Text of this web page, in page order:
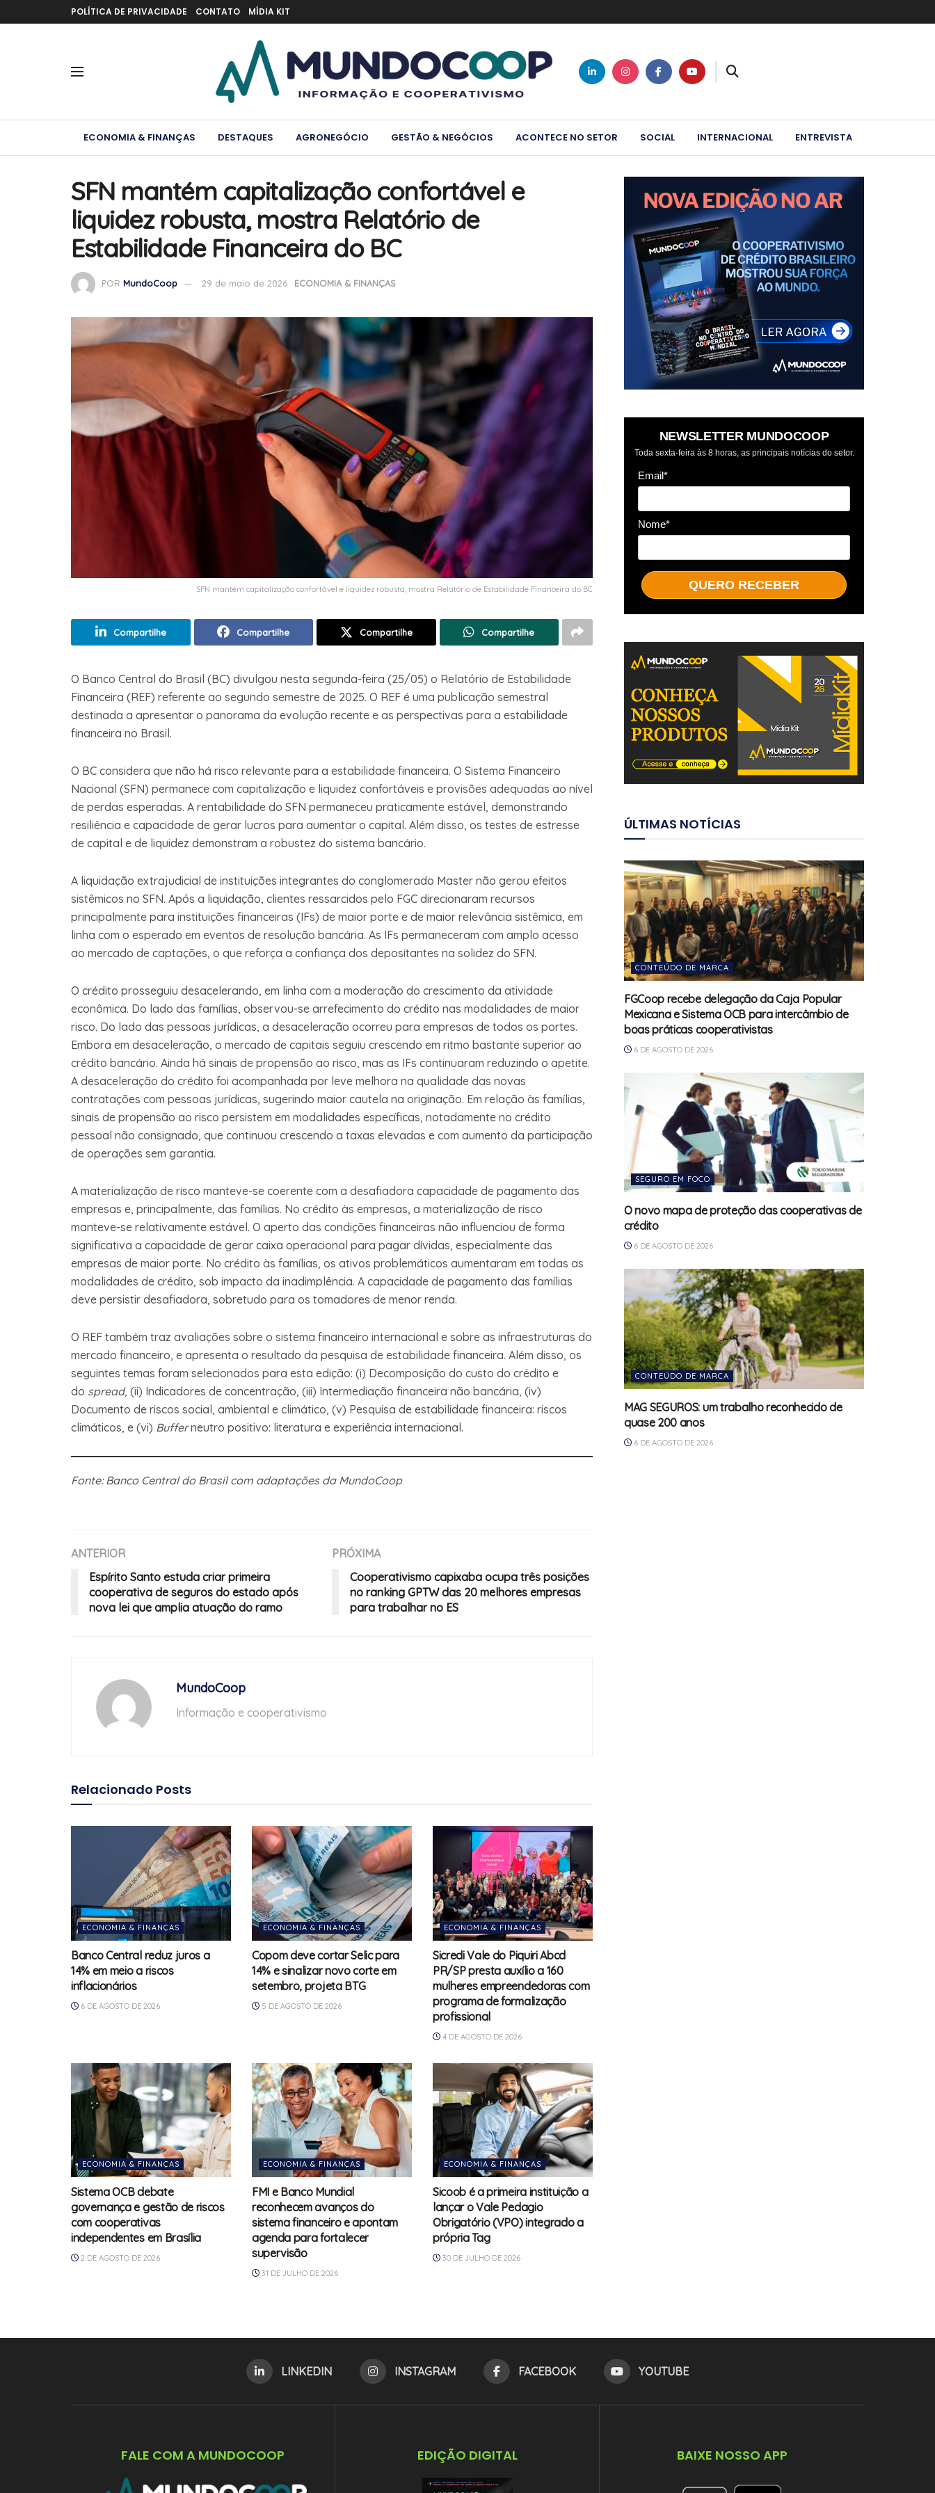
POLÍTICA DE PRIVACIDADE CONTATO MÍDIA KIT
ECONOMIA & FINANÇAS DESTAQUES AGRONEGÓCIO GESTÃO & NEGÓCIOS ACONTECE NO SETOR SOCIAL INTERNACIONAL ENTREVISTA
SFN mantém capitalização confortável e
liquidez robusta, mostra Relatório de
Estabilidade Financeira do BC
POR MundoCoop 29 de maio de 2026 ECONOMIA & FINANÇAS
SFN mantém capitalização confortável e liquidez robusta, mostra Relatório de Estabilidade Financeira do BC
Compartilhe Compartilhe Compartilhe Compartilhe
O Banco Central do Brasil (BC) divulgou nesta segunda-feira (25/05) o Relatório de Estabilidade
Financeira (REF) referente ao segundo semestre de 2025. O REF é uma publicação semestral
destinada a apresentar o panorama da evolução recente e as perspectivas para a estabilidade
financeira no Brasil.
O BC considera que não há risco relevante para a estabilidade financeira. O Sistema Financeiro
Nacional (SFN) permanece com capitalização e liquidez confortáveis e provisões adequadas ao nível
de perdas esperadas. A rentabilidade do SFN permaneceu praticamente estável, demonstrando
resiliência e capacidade de gerar lucros para aumentar o capital. Além disso, os testes de estresse
de capital e de liquidez demonstram a robustez do sistema bancário.
A liquidação extrajudicial de instituições integrantes do conglomerado Master não gerou efeitos
sistêmicos no SFN. Após a liquidação, clientes ressarcidos pelo FGC direcionaram recursos
principalmente para instituições financeiras (IFs) de maior porte e de maior relevância sistêmica, em
linha com o esperado em eventos de resolução bancária. As IFs permaneceram com amplo acesso
ao mercado de captações, o que reforça a confiança dos depositantes na solidez do SFN.
O crédito prosseguiu desacelerando, em linha com a moderação do crescimento da atividade
econômica. Do lado das famílias, observou-se arrefecimento do crédito nas modalidades de maior
risco. Do lado das pessoas jurídicas, a desaceleração ocorreu para empresas de todos os portes.
Embora em desaceleração, o mercado de capitais seguiu crescendo em ritmo bastante superior ao
crédito bancário. Ainda há sinais de propensão ao risco, mas as IFs continuaram reduzindo o apetite.
A desaceleração do crédito foi acompanhada por leve melhora na qualidade das novas
contratações com pessoas jurídicas, sugerindo maior cautela na originação. Em relação às famílias,
sinais de propensão ao risco persistem em modalidades específicas, notadamente no crédito
pessoal não consignado, que continuou crescendo a taxas elevadas e com aumento da participação
de operações sem garantia.
A materialização de risco manteve-se coerente com a desafiadora capacidade de pagamento das
empresas e, principalmente, das famílias. No crédito às empresas, a materialização de risco
manteve-se relativamente estável. O aperto das condições financeiras não influenciou de forma
significativa a capacidade de gerar caixa operacional para pagar dívidas, especialmente das
empresas de maior porte. No crédito às famílias, os ativos problemáticos aumentaram em todas as
modalidades de crédito, sob impacto da inadimplência. A capacidade de pagamento das famílias
deve persistir desafiadora, sobretudo para os tomadores de menor renda.
O REF também traz avaliações sobre o sistema financeiro internacional e sobre as infraestruturas do
mercado financeiro, e apresenta o resultado da pesquisa de estabilidade financeira. Além disso, os
seguintes temas foram selecionados para esta edição: (i) Decomposição do custo do crédito e
do spread, (ii) Indicadores de concentração, (iii) Intermediação financeira não bancária, (iv)
Documento de riscos social, ambiental e climático, (v) Pesquisa de estabilidade financeira: riscos
climáticos, e (vi) Bufferneutro positivo: literatura e experiência internacional.
Fonte: Banco Central do Brasil com adaptações da MundoCoop
ANTERIOR
Espírito Santo estuda criar primeira
cooperativa de seguros do estado após
nova lei que amplia atuação do ramo
PRÓXIMA
Cooperativismo capixaba ocupa três posições
no ranking GPTW das 20 melhores empresas
para trabalhar no ES
MundoCoop
Informação e cooperativismo
Relacionado Posts
ECONOMIA & FINANÇAS
Banco Central reduz juros a
14% em meio a riscos
inflacionários
6 DE AGOSTO DE 2026
ECONOMIA & FINANÇAS
Copom deve cortar Selic para
14% e sinalizar novo corte em
setembro, projeta BTG
5 DE AGOSTO DE 2026
ECONOMIA & FINANÇAS
Sicredi Vale do Piquiri Abcd
PR/SP presta auxílio a 160
mulheres empreendedoras com
programa de formalização
profissional
4 DE AGOSTO DE 2026
ECONOMIA & FINANÇAS
Sistema OCB debate
governança e gestão de riscos
com cooperativas
independentes em Brasília
2 DE AGOSTO DE 2026
ECONOMIA & FINANÇAS
FMI e Banco Mundial
reconhecem avanços do
sistema financeiro e apontam
agenda para fortalecer
supervisão
31 DE JULHO DE 2026
ECONOMIA & FINANÇAS
Sicoob é a primeira instituição a
lançar o Vale Pedagio
Obrigatório (VPO) integrado a
própria Tag
30 DE JULHO DE 2026
NEWSLETTER MUNDOCOOP
Toda sexta-feira às 8 horas, as principais notícias do setor.
Email*
Nome*
QUERO RECEBER
ÚLTIMAS NOTÍCIAS
CONTEÚDO DE MARCA
FGCoop recebe delegação da Caja Popular
Mexicana e Sistema OCB para intercâmbio de
boas práticas cooperativistas
6 DE AGOSTO DE 2026
SEGURO EM FOCO
O novo mapa de proteção das cooperativas de
crédito
6 DE AGOSTO DE 2026
CONTEÚDO DE MARCA
MAG SEGUROS: um trabalho reconhecido de
quase 200 anos
6 DE AGOSTO DE 2026
LINKEDIN INSTAGRAM FACEBOOK YOUTUBE
FALE COM A MUNDOCOOP EDIÇÃO DIGITAL BAIXE NOSSO APP